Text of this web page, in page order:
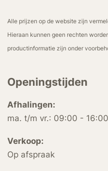
Alle prijzen op de website zijn
Hieraan kunnen geen rechten
productinformatie zijn onder
Openingstijden
Afhalingen:
ma. t/m vr.: 09:00 - 16:00
Verkoop:
Op afspraak